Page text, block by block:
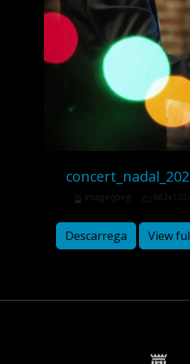
image/jpeg
Descarrega View